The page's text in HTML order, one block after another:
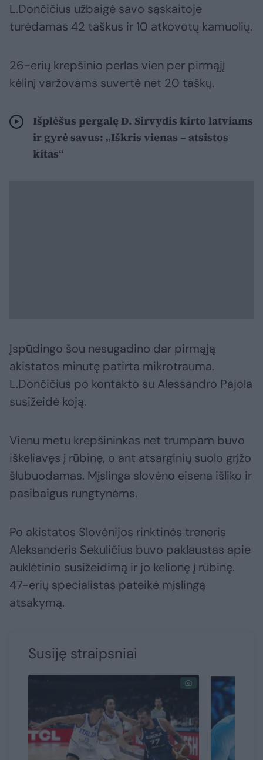
L.Dončičius užbaigė savo sąskaitoje
turėdamas 42 taškus ir 10 atkovotų kamuolių.
26-erių krepšinio perlas vien per pirmąjį
kėlinį varžovams suvertė net 20 taškų.
Išplėšus pergalę D. Sirvydis kirto latviams
ir gyrė savus: „Iškris vienas – atsistos
kitas“
Įspūdingo šou nesugadino dar pirmąją
akistatos minutę patirta mikrotrauma.
L.Dončičius po kontakto su Alessandro Pajola
susižeidė koją.
Vienu metu krepšininkas net trumpam buvo
iškeliavęs į rūbinę, o ant atsarginių suolo grįžo
šlubuodamas. Mįslinga slovėno eisena išliko ir
pasibaigus rungtynėms.
Po akistatos Slovėnijos rinktinės treneris
Aleksanderis Sekuličius buvo paklaustas apie
auklėtinio susižeidimą ir jo kelionę į rūbinę.
47-erių specialistas pateikė mįslingą
atsakymą.
Susiję straipsniai